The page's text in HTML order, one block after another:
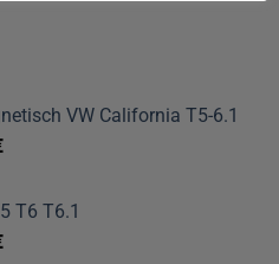
VW California T5-6.1
T6 T6.1